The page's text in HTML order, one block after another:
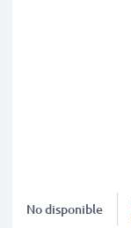
No disponible